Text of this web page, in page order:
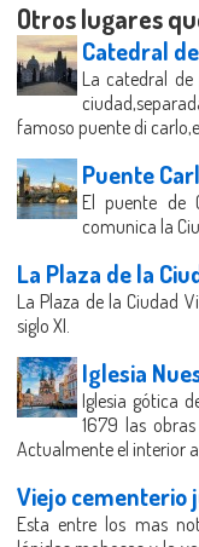
Otros lugares
Catedral
La catedral
famoso puente di
Puente
El puente de
comunica la
La Plaza de la
La Plaza de la Ciudad
siglo XI.
Iglesia
Iglesia gótica
1679 las
Actualmente el interior
Viejo cementerio
Esta entre los mas